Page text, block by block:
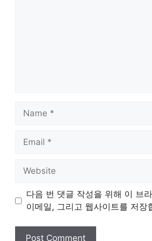
Name
Email
Website
다음 번 댓글 작성을 위해 이 브
이메일, 그리고 웹사이트를 저장